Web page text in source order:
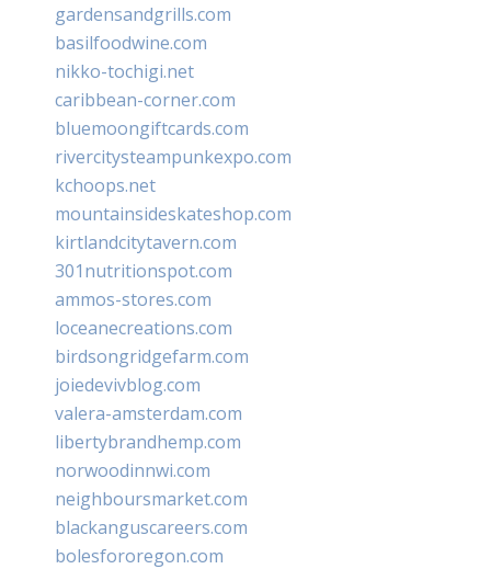
gardensandgrills.com
basilfoodwine.com
nikko-tochigi.net
caribbean-corner.com
bluemoongiftcards.com
rivercitysteampunkexpo.com
kchoops.net
mountainsideskateshop.com
kirtlandcitytavern.com
301nutritionspot.com
ammos-stores.com
loceanecreations.com
birdsongridgefarm.com
joiedevivblog.com
valera-amsterdam.com
libertybrandhemp.com
norwoodinnwi.com
neighboursmarket.com
blackanguscareers.com
bolesfororegon.com